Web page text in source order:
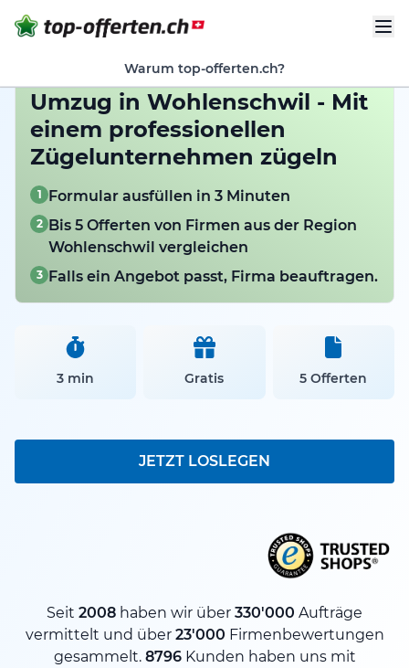
Warum top-offerten.ch?
Umzug in Wohlenschwil - Mit
einem professionellen
Zügelunternehmen zügeln
1 Formular ausfüllen in 3 Minuten
2 Bis 5 Offerten von Firmen aus der Region
Wohlenschwil vergleichen
3 Falls ein Angebot passt, Firma beauftragen.
3 min Gratis 5 Offerten
JETZT LOSLEGEN
Seit 2008 haben wir über 330'000 Aufträge
vermittelt und über 23'000 Firmenbewertungen
gesammelt. 8796Kunden haben uns mit